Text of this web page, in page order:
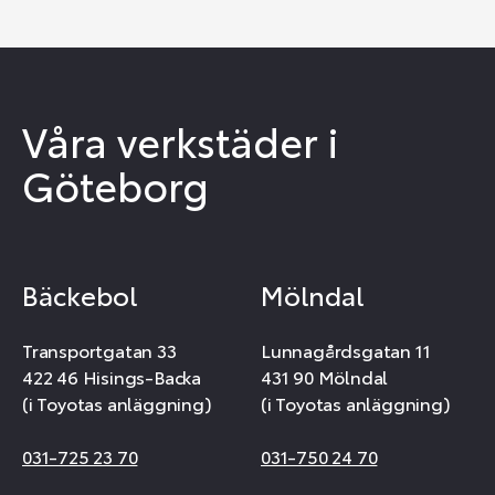
Våra verkstäder i
Göteborg
Bäckebol
Transportgatan 33
422 46 Hisings-Backa
(i Toyotas anläggning)
031-725 23 70
Mölndal
Lunnagårdsgatan 11
431 90 Mölndal
(i Toyotas anläggning)
031-750 24 70